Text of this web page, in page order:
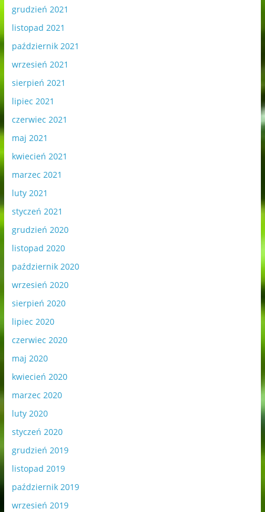
grudzień 2021
listopad 2021
październik 2021
wrzesień 2021
sierpień 2021
lipiec 2021
czerwiec 2021
maj 2021
kwiecień 2021
marzec 2021
luty 2021
styczeń 2021
grudzień 2020
listopad 2020
październik 2020
wrzesień 2020
sierpień 2020
lipiec 2020
czerwiec 2020
maj 2020
kwiecień 2020
marzec 2020
luty 2020
styczeń 2020
grudzień 2019
listopad 2019
październik 2019
wrzesień 2019